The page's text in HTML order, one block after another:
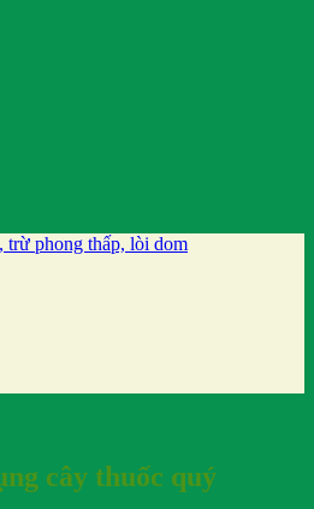
trừ phong thấp, lòi dom
cây thuốc quý